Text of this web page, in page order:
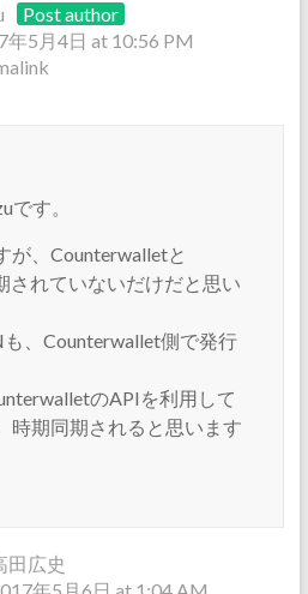
Post author
年5月4日 at 10:56 PM
です。
が、Counterwalletと
されていないだけだと思い
も、Counterwallet側で発行
のAPIを利用して
時期同期されると思います
田広史